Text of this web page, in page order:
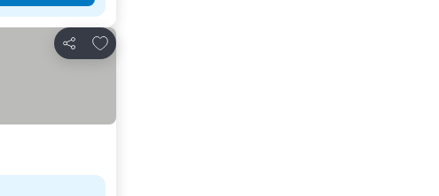
Partilhar
Adicionar aos favoritos